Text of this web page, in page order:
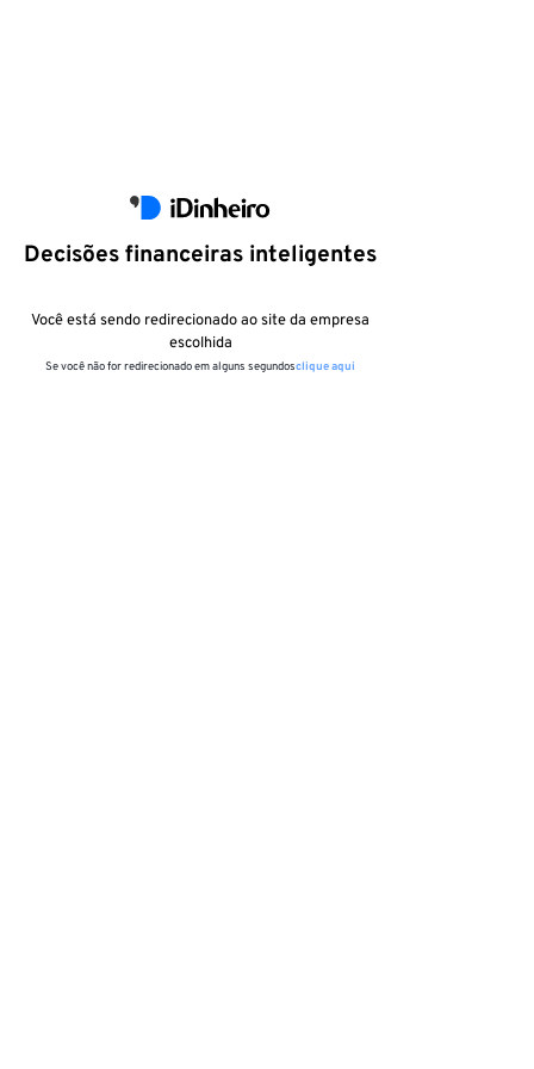
Decisões financeiras inteligentes
Você está sendo redirecionado ao site da empresa
escolhida
Se você não for redirecionado em alguns segundosclique aqui